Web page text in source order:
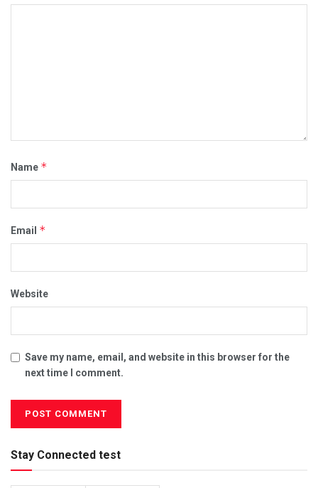
Name *
Email *
Website
Save my name, email, and website in this browser for the
next time I comment.
Stay Connected test